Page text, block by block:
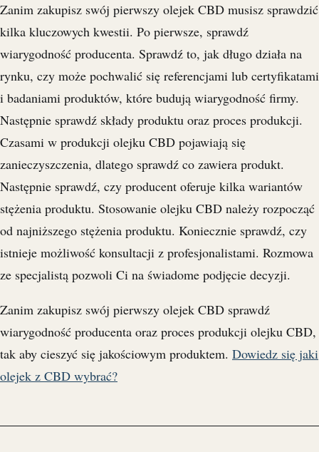
Zanim zakupisz swój pierwszy olejek CBD musisz sprawdzić
kilka kluczowych kwestii. Po pierwsze, sprawdź
wiarygodność producenta. Sprawdź to, jak długo działa na
rynku, czy może pochwalić się referencjami lub certyfikatami
i badaniami produktów, które budują wiarygodność firmy.
Następnie sprawdź składy produktu oraz proces produkcji.
Czasami w produkcji olejku CBD pojawiają się
zanieczyszczenia, dlatego sprawdź co zawiera produkt.
Następnie sprawdź, czy producent oferuje kilka wariantów
stężenia produktu. Stosowanie olejku CBD należy rozpocząć
od najniższego stężenia produktu. Koniecznie sprawdź, czy
istnieje możliwość konsultacji z profesjonalistami. Rozmowa
ze specjalistą pozwoli Ci na świadome podjęcie decyzji.
Zanim zakupisz swój pierwszy olejek CBD sprawdź
wiarygodność producenta oraz proces produkcji olejku CBD,
tak aby cieszyć się jakościowym produktem. Dowiedz się jaki
olejek z CBD wybrać?